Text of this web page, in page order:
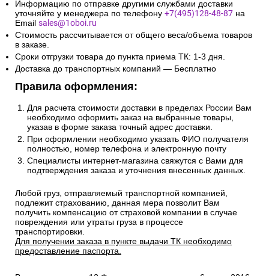
Информацию по отправке другими службами доставки
уточняйте у менеджера по телефону +7(495)128-48-87 на
Email sales@1oboi.ru
Стоимость рассчитывается от общего веса/объема товаров
в заказе.
Сроки отгрузки товара до пункта приема ТК: 1-3 дня.
Доставка до транспортных компаний — Бесплатно
Правила оформления:
Для расчета стоимости доставки в пределах России Вам
необходимо оформить заказ на выбранные товары,
указав в форме заказа точный адрес доставки.
При оформлении необходимо указать ФИО получателя
полностью, номер телефона и электронную почту
Специалисты интернет-магазина свяжутся с Вами для
подтверждения заказа и уточнения внесенных данных.
Любой груз, отправляемый транспортной компанией,
подлежит страхованию, данная мера позволит Вам
получить компенсацию от страховой компании в случае
повреждения или утраты груза в процессе
транспортировки.
Для получении заказа в пункте выдачи ТК необходимо
предоставление паспорта.